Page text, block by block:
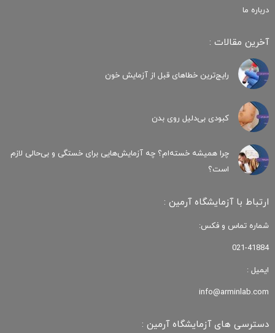
درباره ما
آخرین مقالات :
رایج‌ترین خطاهای قبل از آزمایش خون
کبودی‌ بی‌دلیل روی بدن
چرا همیشه خسته‌ام؟ چه آزمایش‌هایی برای خستگی و بی‌حالی لازم
است؟
ارتباط با آزمایشگاه آرمین :
شماره تماس و فکس:
021-41884
ایمیل :
info@arminlab.com
دسترسی های آزمایشگاه آرمین :